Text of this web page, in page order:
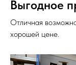
Выгодное
Отличная
хорошей цене.